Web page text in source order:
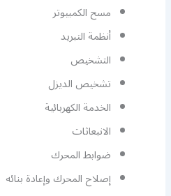
مسح الكمبيوتر
أنظمة التبريد
التشخيص
تشخيص الديزل
الخدمة الكهربائية
الانبعاثات
ضوابط المحرك
إصلاح المحرك وإعادة بنائه